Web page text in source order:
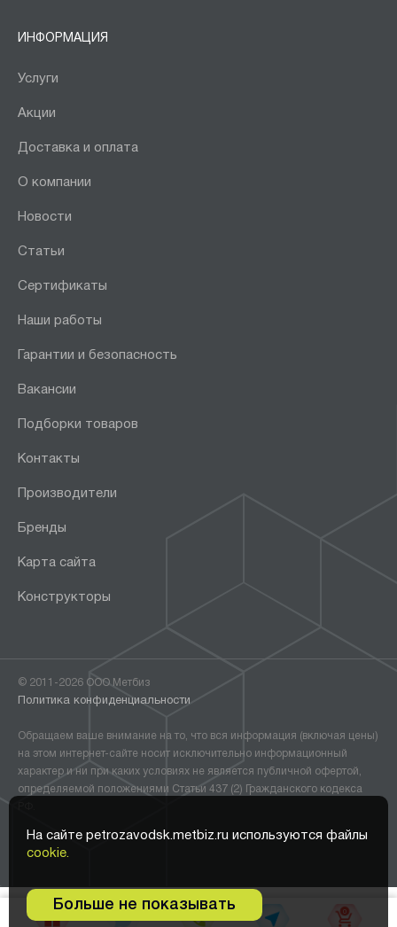
0
На сайте petrozavodsk.metbiz.ru используются файлы
cookie.
Больше не показывать
ИНФОРМАЦИЯ
Услуги
Акции
Доставка и оплата
О компании
Новости
Статьи
Сертификаты
Наши работы
Гарантии и безопасность
Вакансии
Подборки товаров
Контакты
Производители
Бренды
Карта сайта
Конструкторы
© 2011-2026 ООО Метбиз
Политика конфиденциальности
Обращаем ваше внимание на то, что вся информация (включая цены)
на этом интернет-сайте носит исключительно информационный
характер и ни при каких условиях не является публичной офертой,
определяемой положениями Статьи 437 (2) Гражданского кодекса